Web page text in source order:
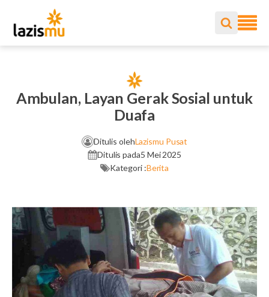
Ambulan, Layan Gerak Sosial untuk
Duafa
Ditulis olehLazismu Pusat
Ditulis pada5 Mei 2025
Kategori :Berita